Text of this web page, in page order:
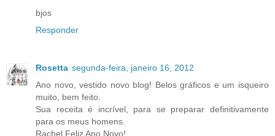
bjos
Responder
Rosetta segunda-feira, janeiro 16, 2012
Ano novo, vestido novo blog! Belos gráficos e um isqueiro
muito, bem feito.
Sua receita é incrível, para se preparar definitivamente
para os meus homens.
Rachel Feliz Ano Novo!